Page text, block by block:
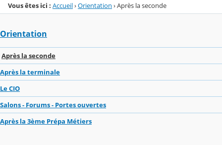
Vous êtes ici : Accueil›Orientation ›Après la seconde
Orientation
Après la seconde
Après la terminale
Le CIO
Salons - Forums - Portes ouvertes
Après la 3ème Prépa Métiers